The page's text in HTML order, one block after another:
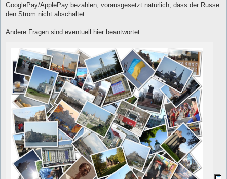
GooglePay/ApplePay bezahlen, vorausgesetzt natürlich, dass der Russe
den Strom nicht abschaltet.
Andere Fragen sind eventuell hier beantwortet: